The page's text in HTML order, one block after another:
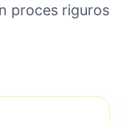
proces riguros